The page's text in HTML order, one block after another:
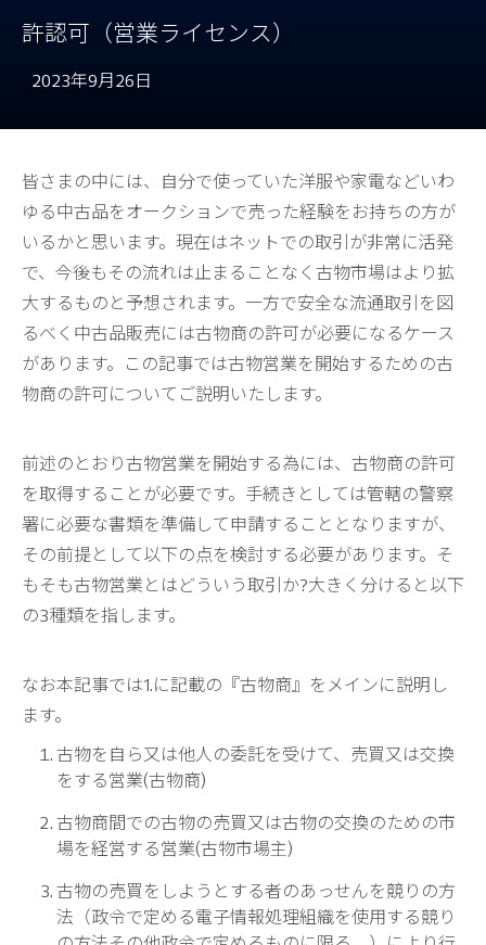
許認可（営業ライセンス）
2023年9月26日
皆さまの中には、自分で使っていた洋服や家電などいわ
ゆる中古品をオークションで売った経験をお持ちの方が
いるかと思います。現在はネットでの取引が非常に活発
で、今後もその流れは止まることなく古物市場はより拡
大するものと予想されます。一方で安全な流通取引を図
るべく中古品販売には古物商の許可が必要になるケース
があります。この記事では古物営業を開始するための古
物商の許可についてご説明いたします。
前述のとおり古物営業を開始する為には、古物商の許可
を取得することが必要です。手続きとしては管轄の警察
署に必要な書類を準備して申請することとなりますが、
その前提として以下の点を検討する必要があります。そ
もそも古物営業とはどういう取引か?大きく分けると以下
の3種類を指します。
なお本記事では1.に記載の『古物商』をメインに説明し
ます。
古物を自ら又は他人の委託を受けて、売買又は交換
をする営業(古物商)
古物商間での古物の売買又は古物の交換のための市
場を経営する営業(古物市場主)
古物の売買をしようとする者のあっせんを競りの方
法（政令で定める電子情報処理組織を使用する競り